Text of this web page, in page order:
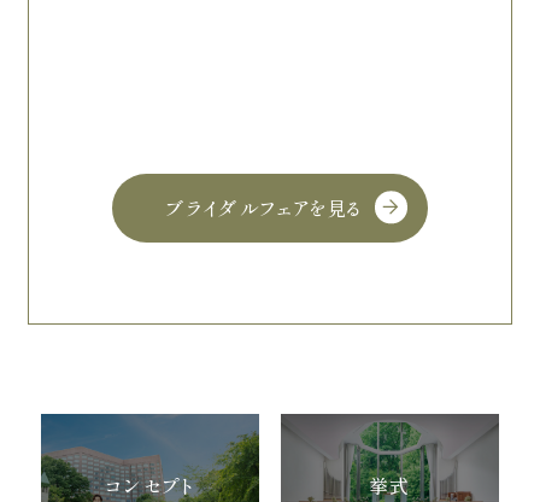
ブライダルフェアを見る
コンセプト 挙式